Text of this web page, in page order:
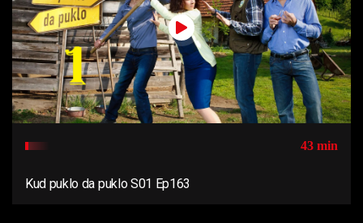
43 min
Kud puklo da puklo S01 Ep163